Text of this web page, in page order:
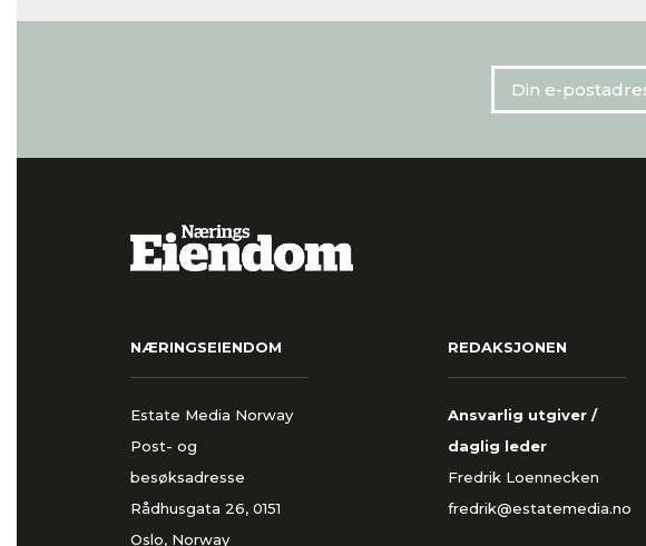
NÆRINGSEIENDOM
Estate Media Norway
Post- og
besøksadresse
Rådhusgata 26, 0151
Oslo, Norway
REDAKSJONEN
Ansvarlig utgiver /
daglig leder
Fredrik Loennecken
fredrik@estatemedia.no